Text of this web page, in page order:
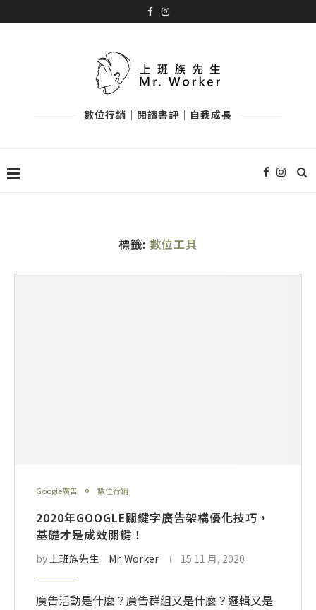
數位行銷｜閱讀書評｜自我成長
標籤: 數位工具
Google廣告 數位行銷
2020年GOOGLE關鍵字廣告架構優化技巧，
基礎才是成效關鍵！
by上班族先生│Mr. Worker 15 11 月, 2020
廣告活動是什麼？廣告群組又是什麼？邏輯又是